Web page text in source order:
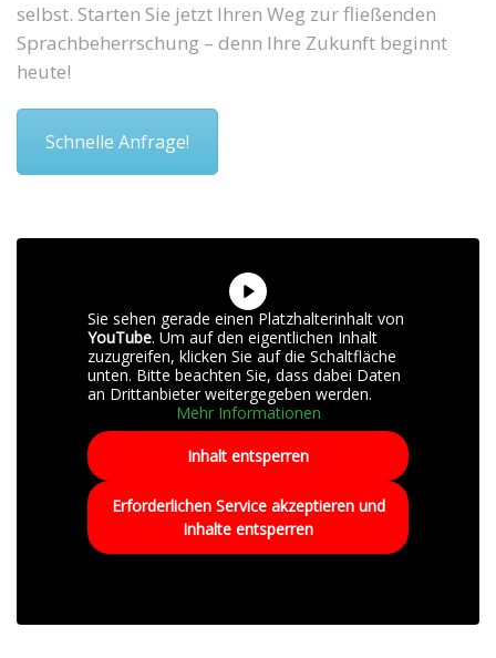
selbst. Starten Sie jetzt Ihren Weg zur fließenden
Sprachbeherrschung – denn Ihre Zukunft beginnt
heute!
Schnelle Anfrage!
Sie sehen gerade einen Platzhalterinhalt von
YouTube. Um auf den eigentlichen Inhalt
zuzugreifen, klicken Sie auf die Schaltfläche
unten. Bitte beachten Sie, dass dabei Daten
an Drittanbieter weitergegeben werden.
Mehr Informationen
Inhalt entsperren
Erforderlichen Service akzeptieren und
Inhalte entsperren